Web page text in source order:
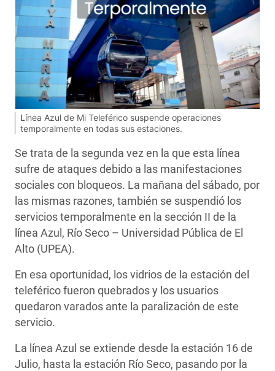
Línea Azul de Mi Teleférico suspende operaciones
temporalmente en todas sus estaciones.
Se trata de la segunda vez en la que esta línea
sufre de ataques debido a las manifestaciones
sociales con bloqueos. La mañana del sábado, por
las mismas razones, también se suspendió los
servicios temporalmente en la sección II de la
línea Azul, Río Seco – Universidad Pública de El
Alto (UPEA).
En esa oportunidad, los vidrios de la estación del
teleférico fueron quebrados y los usuarios
quedaron varados ante la paralización de este
servicio.
La línea Azul se extiende desde la estación 16 de
Julio, hasta la estación Río Seco, pasando por la